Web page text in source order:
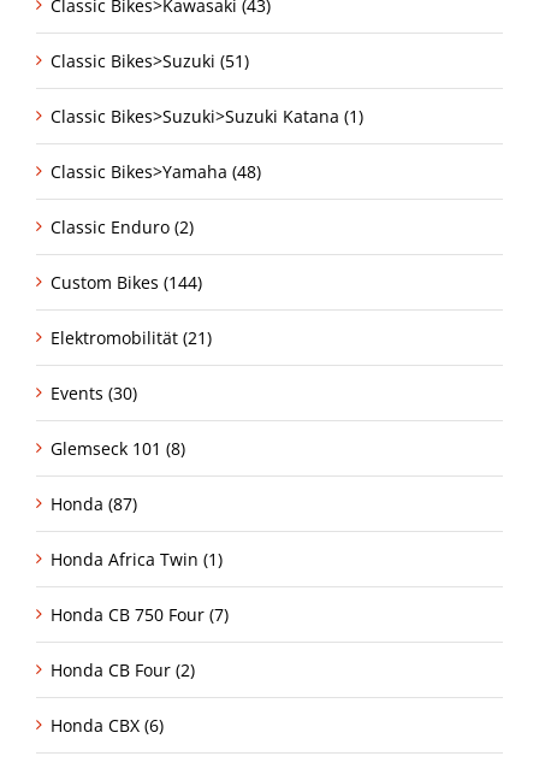
Classic Bikes>Kawasaki (43)
Classic Bikes>Suzuki (51)
Classic Bikes>Suzuki>Suzuki Katana (1)
Classic Bikes>Yamaha (48)
Classic Enduro (2)
Custom Bikes (144)
Elektromobilität (21)
Events (30)
Glemseck 101 (8)
Honda (87)
Honda Africa Twin (1)
Honda CB 750 Four (7)
Honda CB Four (2)
Honda CBX (6)